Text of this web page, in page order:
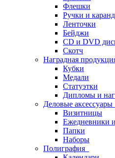
Флешки
Ручки и
Ленточки
Бейджи
CD и DVD
Скотч
Наградная
Кубки
Медали
Статуэтки
Дипломы и
Деловые аксессуары
Визитницы
Ежедневники
Папки
Наборы
Полиграфия